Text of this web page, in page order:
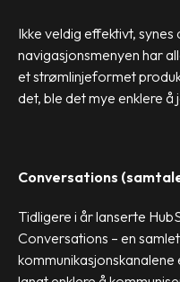
Ikke veldig effektivt, synes
navigasjonsmenyen har
et strømlinjeformet
det, ble det mye enklere å
Conversations
Tidligere i år lanserte
Conversations – en